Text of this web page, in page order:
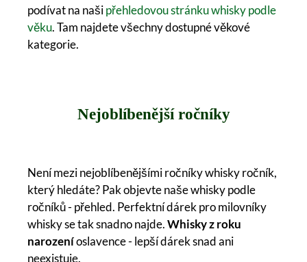
podívat na našipřehledovou stránku whisky podle
věku. Tam najdete všechny dostupné věkové
kategorie.
Nejoblíbenější ročníky
Není mezi nejoblíbenějšími ročníky whisky ročník,
který hledáte? Pak objevte naše whisky podle
ročníků - přehled. Perfektní dárek pro milovníky
whisky se tak snadno najde.Whisky z roku
narozeníoslavence - lepší dárek snad ani
neexistuje.